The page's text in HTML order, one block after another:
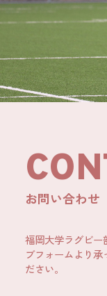
お問い合わせ
福岡大学ラグビー
ブフォームより
ださい。